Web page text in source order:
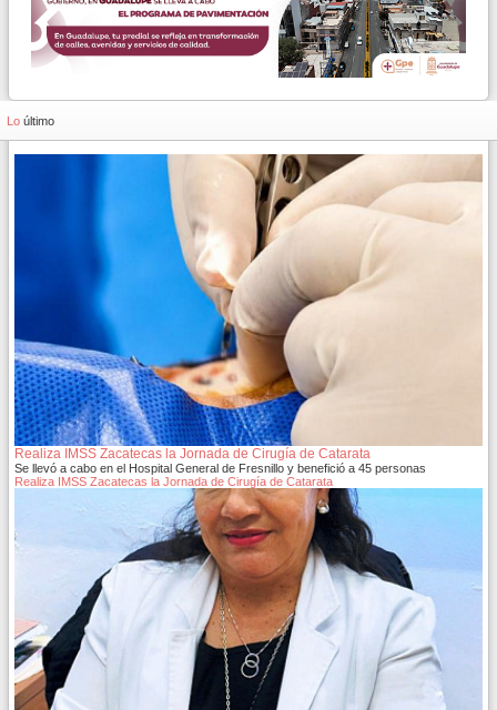
Lo último
Realiza IMSS Zacatecas la Jornada de Cirugía de Catarata
Se llevó a cabo en el Hospital General de Fresnillo y benefició a 45 personas
Realiza IMSS Zacatecas la Jornada de Cirugía de Catarata